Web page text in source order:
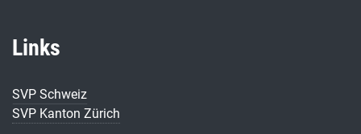
Links
SVP Schweiz
SVP Kanton Zürich